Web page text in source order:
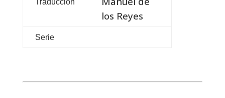
Traducción
los Reyes
Serie